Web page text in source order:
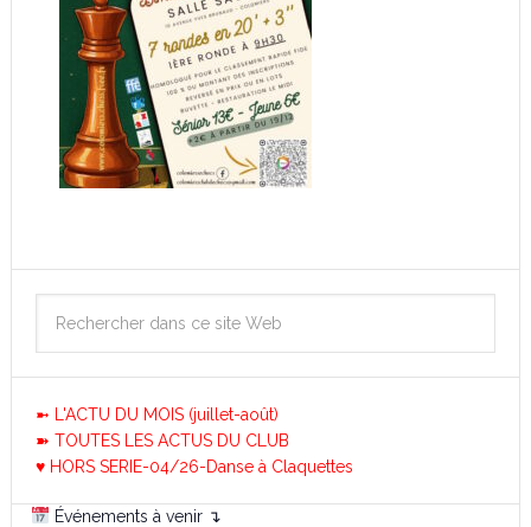
➼ L'ACTU DU MOIS (juillet-août)
➽ TOUTES LES ACTUS DU CLUB
♥ HORS SERIE-04/26-Danse à Claquettes
Événements à venir ↴